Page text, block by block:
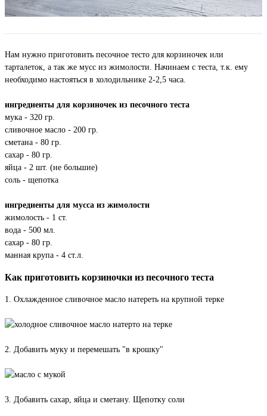
Нам нужно приготовить песочное тесто для корзиночек или
тарталеток, а так же мусс из жимолости. Начинаем с теста, т.к. ему
необходимо настояться в холодильнике 2-2,5 часа.
ингредиенты для корзиночек из песочного теста
мука - 320 гр.
сливочное масло - 200 гр.
сметана - 80 гр.
сахар - 80 гр.
яйца - 2 шт. (не большие)
соль - щепотка
ингредиенты для мусса из жимолости
жимолость - 1 ст.
вода - 500 мл.
сахар - 80 гр.
манная крупа - 4 ст.л.
Как приготовить корзиночки из песочного теста
1. Охлажденное сливочное масло натереть на крупной терке
2. Добавить муку и перемешать "в крошку"
3. Добавить сахар, яйца и сметану. Щепотку соли